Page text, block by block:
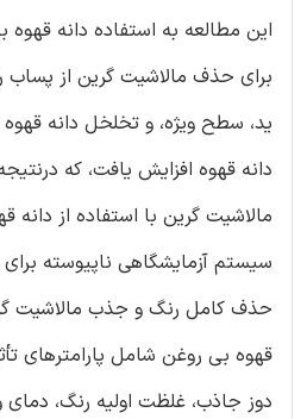
این مطالعه به استفاده دانه
برای حذف مالاشیت گرین از پساب
ید، سطح ویژه، و تخلخل دانه
دانه قهوه افزایش یافت، که
مالاشیت گرین با استفاده از
سیستم آزمایشگاهی ناپیوسته
حذف کامل رنگ و جذب مالاشیت
قهوه بی روغن شامل پارامترهای